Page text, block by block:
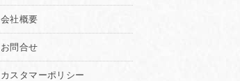
会社概要
お問合せ
カスタマーポリシー